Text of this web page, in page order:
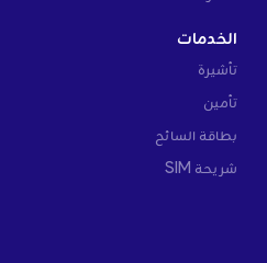
الخدمات
تأشيرة
تأمين
بطاقة السائح
شريحة SIM